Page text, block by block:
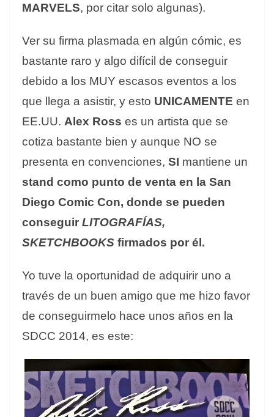
MARVELS, por citar solo algunas).
Ver su firma plasmada en algún cómic, es
bastante raro y algo difícil de conseguir
debido a los MUY escasos eventos a los
que llega a asistir, y esto UNICAMENTE en
EE.UU. Alex Ross es un artista que se
cotiza bastante bien y aunque NO se
presenta en convenciones, SI mantiene un
stand como punto de venta en la San
Diego Comic Con, donde se pueden
conseguir LITOGRAFÍAS,
SKETCHBOOKS firmados por él.
Yo tuve la oportunidad de adquirir uno a
través de un buen amigo que me hizo favor
de conseguirmelo hace unos años en la
SDCC 2014, es este: